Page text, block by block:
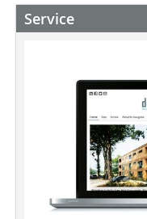
Service